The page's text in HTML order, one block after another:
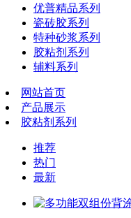
优普精品系列
瓷砖胶系列
特种砂浆系列
胶粘剂系列
辅料系列
网站首页
产品展示
胶粘剂系列
推荐
热门
最新